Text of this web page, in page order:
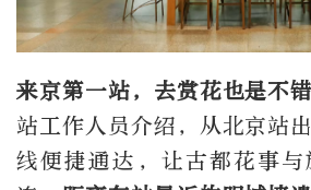
来京第一站，去赏花也是不
站工作人员介绍，从北京站
线便捷通达，让古都花事